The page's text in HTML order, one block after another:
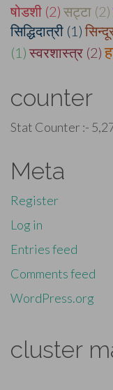
षोडशी (2) सट्टा (2)
सिद्धिदात्री (1)
(1) स्वरशास्त्र (2)
counter
Stat Counter :-
Meta
Register
Log in
Entries feed
Comments feed
WordPress.org
cluster